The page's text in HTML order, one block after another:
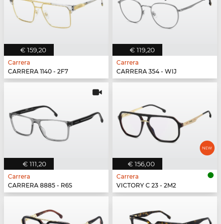
€ 159,20
Carrera
CARRERA 1140 - 2F7
€ 119,20
Carrera
CARRERA 354 - WIJ
€ 111,20
Carrera
CARRERA 8885 - R6S
€ 156,00
Carrera
VICTORY C 23 - 2M2